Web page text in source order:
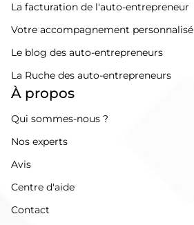
La facturation de l'auto-entrepreneur
Votre accompagnement personnalisé
Le blog des auto-entrepreneurs
La Ruche des auto-entrepreneurs
À propos
Qui sommes-nous ?
Nos experts
Avis
Centre d'aide
Contact